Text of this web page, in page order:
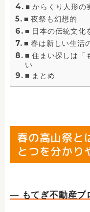
■ からくり人形の
■ 夜祭も幻想的
■ 日本の伝統文化
■ 春は新しい生活
■ 住まい探しは「
い
■ まとめ
春の高山祭と
とつを分かり
― もてぎ不動産